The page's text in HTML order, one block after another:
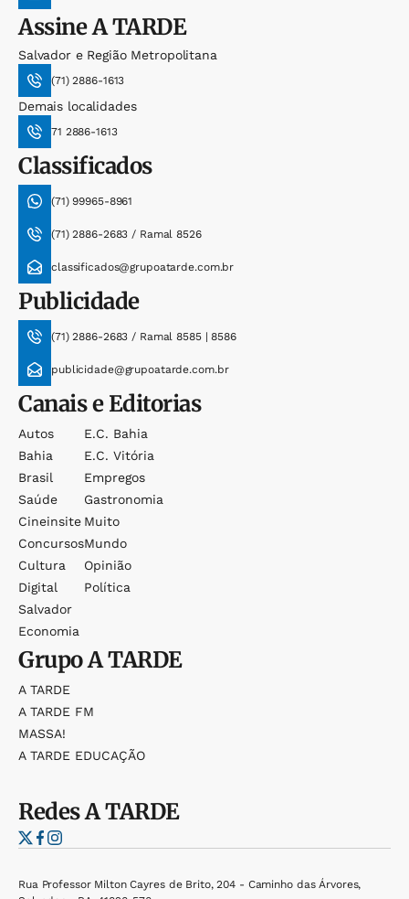
AssineA TARDE
Salvador e Região Metropolitana
(71) 2886-1613
Demais localidades
71 2886-1613
Classificados
(71) 99965-8961
(71) 2886-2683 / Ramal 8526
classificados@grupoatarde.com.br
Publicidade
(71) 2886-2683 / Ramal 8585 | 8586
publicidade@grupoatarde.com.br
Canais e Editorias
Autos
Bahia
Brasil
Saúde
Cineinsite
Concursos
Cultura
Digital
Salvador
Economia
E.c. Bahia
E.c. Vitória
Empregos
Gastronomia
Muito
Mundo
Opinião
Política
GrupoA TARDE
A TARDE
A TARDE FM
MASSA!
A TARDE EDUCAÇÃO
RedesA TARDE
Rua Professor Milton Cayres de Brito, 204 - Caminho das Árvores,